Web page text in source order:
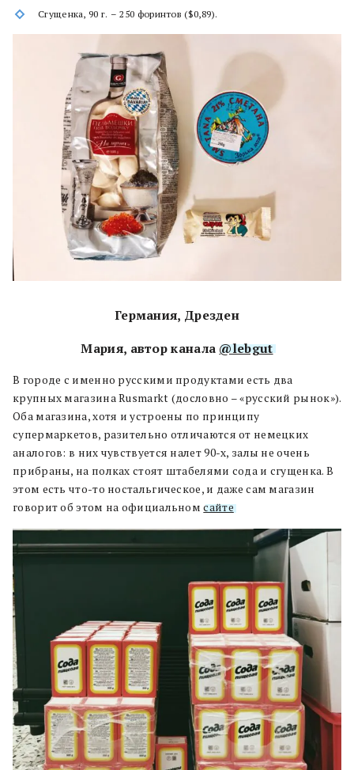
Сгущенка, 90 г. – 250 форинтов ($0,89).
Германия, Дрезден
Мария, автор канала @lebgut
В городе с именно русскими продуктами есть два
крупных магазина Rusmarkt (дословно – «русский рынок»).
Оба магазина, хотя и устроены по принципу
супермаркетов, разительно отличаются от немецких
аналогов: в них чувствуется налет 90-х, залы не очень
прибраны, на полках стоят штабелями сода и сгущенка. В
этом есть что-то ностальгическое, и даже сам магазин
говорит об этом на официальномсайте.